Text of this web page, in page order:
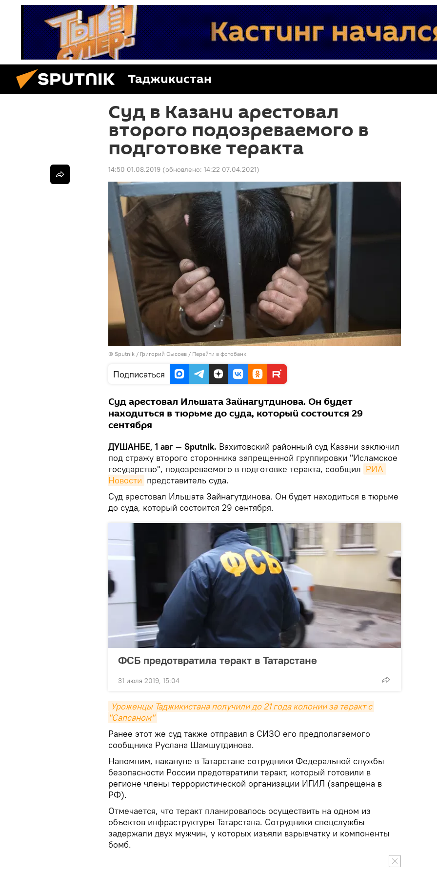
Таджикистан
Суд в Казани арестовал
второго подозреваемого в
подготовке теракта
14:50 01.08.2019 (обновлено: 14:22 07.04.2021)
© Sputnik / Григорий Сысоев / Перейти в фотобанк
Подписаться
Суд арестовал Ильшата Зайнагутдинова. Он будет
находиться в тюрьме до суда, который состоится 29
сентября
ДУШАНБЕ, 1 авг — Sputnik. Вахитовский районный суд Казани заключил
под стражу второго сторонника запрещенной группировки "Исламское
государство", подозреваемого в подготовке теракта, сообщил РИА
Новости представитель суда.
Суд арестовал Ильшата Зайнагутдинова. Он будет находиться в тюрьме
до суда, который состоится 29 сентября.
ФСБ предотвратила теракт в Татарстане
31 июля 2019, 15:04
Уроженцы Таджикистана получили до 21 года колонии за теракт с
"Сапсаном"
Ранее этот же суд также отправил в СИЗО его предполагаемого
сообщника Руслана Шамшутдинова.
Напомним, накануне в Татарстане сотрудники Федеральной службы
безопасности России предотвратили теракт, который готовили в
регионе члены террористической организации ИГИЛ (запрещена в
РФ).
Отмечается, что теракт планировалось осуществить на одном из
объектов инфраструктуры Татарстана. Сотрудники спецслужбы
задержали двух мужчин, у которых изъяли взрывчатку и компоненты
бомб.